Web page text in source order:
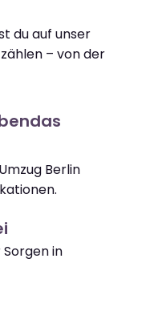
du auf unser
zählen – von der
Berlin
in